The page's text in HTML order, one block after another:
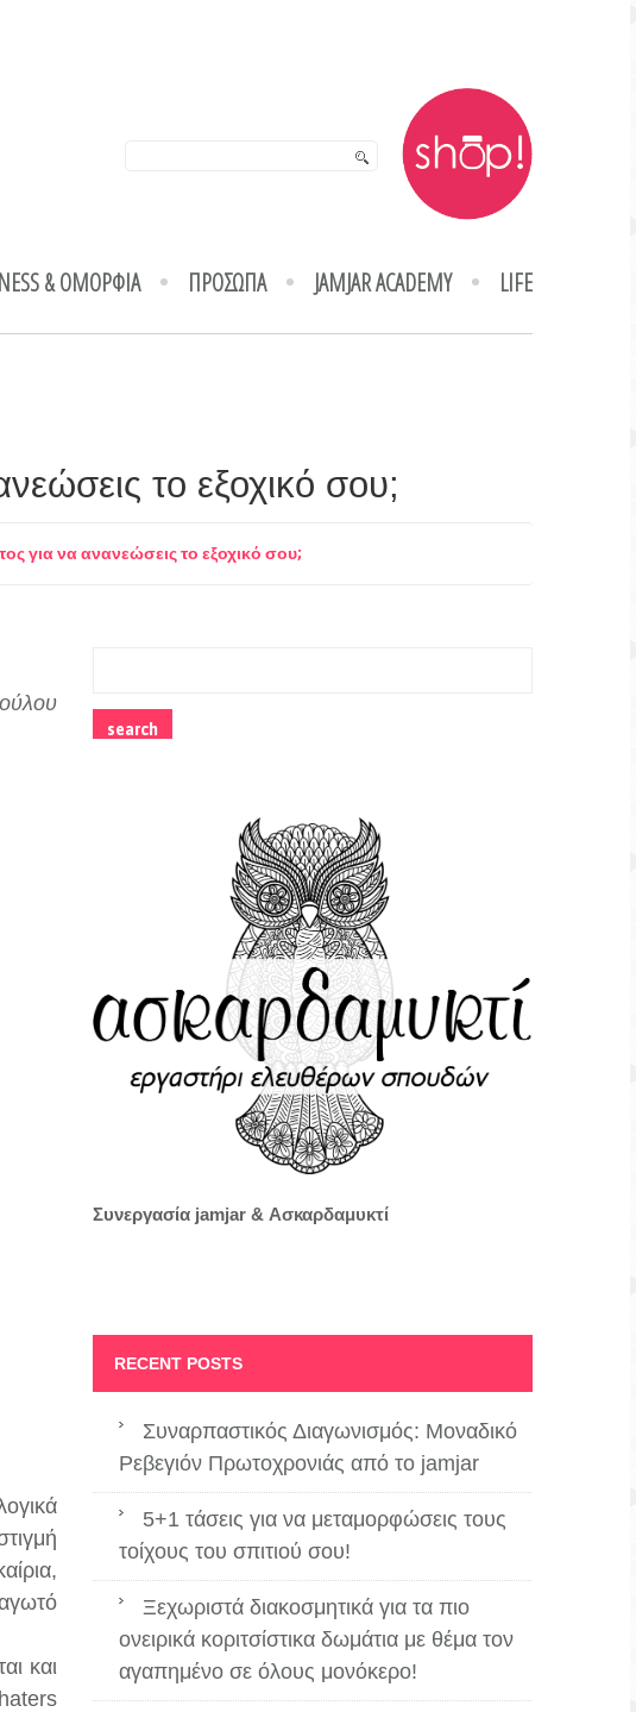
& ΟΜΟΡΦΙΑ ΠΡΟΣΩΠΑ JAMJAR ACADEMY LIFE
το εξοχικό σου;
για να ανανεώσεις το εξοχικό σου;
και
Συνεργασία jamjar & Ασκαρδαμυκτί
RECENT POSTS
Συναρπαστικός Διαγωνισμός: Μοναδικό
Ρεβεγιόν Πρωτοχρονιάς από το jamjar
5+1 τάσεις για να μεταμορφώσεις τους
τοίχους του σπιτιού σου!
Ξεχωριστά διακοσμητικά για τα πιο
ονειρικά κοριτσίστικα δωμάτια με θέμα τον
αγαπημένο σε όλους μονόκερο!